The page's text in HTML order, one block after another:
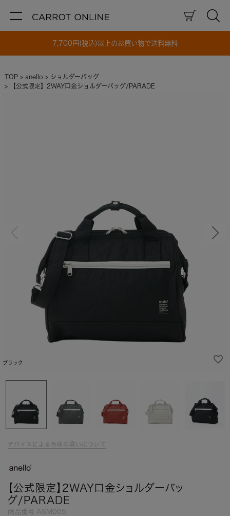
7,700円(税込)以上のお買い物で送料無料
TOP anello
ショルダーバッグ
【公式限定】2WAY口金ショルダーバッグ/PARADE
ブラック
デバイスによる色味の違いについて
【公式限定】2WAY口金ショルダーバッ
グ/PARADE
商品番号 ASM005